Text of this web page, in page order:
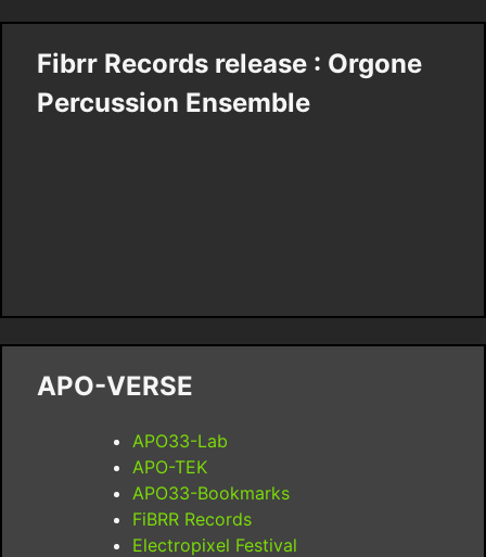
Fibrr Records release : Orgone
Percussion Ensemble
APO-VERSE
APO33-Lab
APO-TEK
APO33-Bookmarks
FiBRR Records
Electropixel Festival